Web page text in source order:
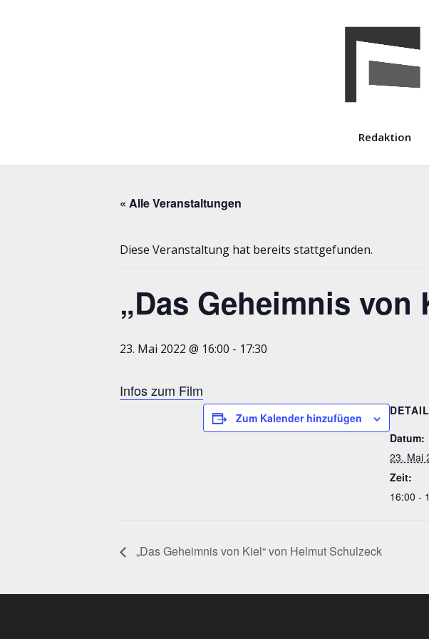
Redaktion
« Alle Veranstaltungen
Diese Veranstaltung hat bereits stattgefunden.
„Das Geheimnis
23. Mai 2022 @ 16:00 - 17:30
Infos zum Film
Zum Kalender hinzufügen
Datum:
23. Mai
Zeit:
16:00 -
„Das Geheimnis von Kiel“ von Helmut Schulzeck